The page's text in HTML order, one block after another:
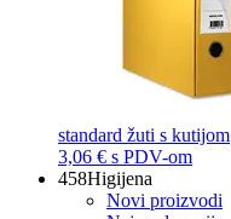
standard žuti s kutijom
3,06 € s PDV-om
458Higijena
Novi proizvodi